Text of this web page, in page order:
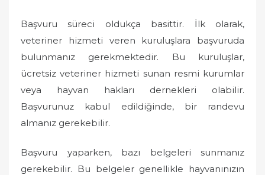
Başvuru süreci oldukça basittir. İlk olarak,
veteriner hizmeti veren kuruluşlara başvuruda
bulunmanız gerekmektedir. Bu kuruluşlar,
ücretsiz veteriner hizmeti sunan resmi kurumlar
veya hayvan hakları dernekleri olabilir.
Başvurunuz kabul edildiğinde, bir randevu
almanız gerekebilir.
Başvuru yaparken, bazı belgeleri sunmanız
gerekebilir. Bu belgeler genellikle hayvanınızın